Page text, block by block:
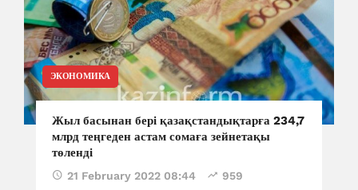
ЭКОНОМИКА
Жыл басынан бері қазақстандықтарға 234,7
млрд теңгеден астам сомаға зейнетақы
төленді
21 February 2022 08:44 959